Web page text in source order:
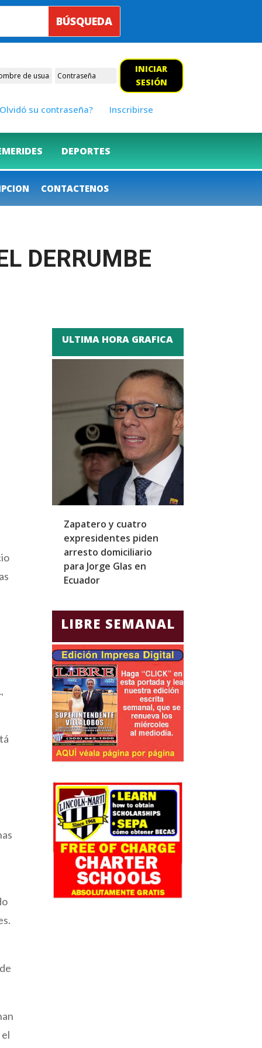
INICIAR
SESIÓN
su contraseña? Inscribirse
DEPORTES
CONTACTENOS
DERRUMBE
ULTIMA HORA GRAFICA
Zapatero y cuatro
expresidentes piden
arresto domiciliario
para Jorge Glas en
Ecuador
LIBRE SEMANAL